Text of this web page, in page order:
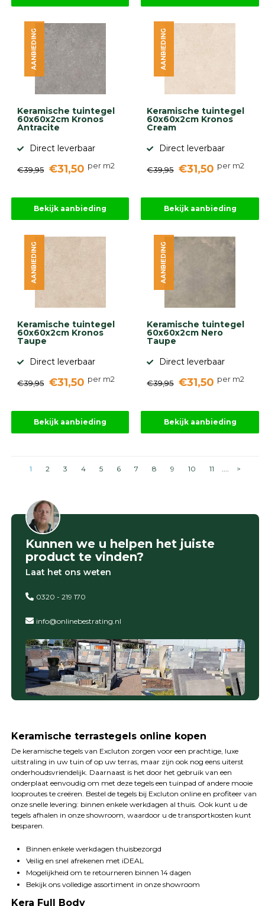
Keramische tuintegel
60x60x2cm Kronos
Antracite
Direct leverbaar
€39,95 €31,50 per m2
AANBIEDING
Bekijk aanbieding
Keramische tuintegel
60x60x2cm Kronos
Cream
Direct leverbaar
€39,95 €31,50 per m2
AANBIEDING
Bekijk aanbieding
Keramische tuintegel
60x60x2cm Kronos
Taupe
Direct leverbaar
€39,95 €31,50 per m2
AANBIEDING
Bekijk aanbieding
Keramische tuintegel
60x60x2cm Nero
Taupe
Direct leverbaar
€39,95 €31,50 per m2
AANBIEDING
Bekijk aanbieding
1 2 3 4 5 6 7 8 9 10 11 .... >
Kunnen we u helpen het juiste
product te vinden?
Laat het ons weten
0320 - 219 170
info@onlinebestrating.nl
Keramische terrastegels online kopen
De keramische tegels van Excluton zorgen voor een prachtige, luxe
uitstraling in uw tuin of op uw terras, maar zijn ook nog eens uiterst
onderhoudsvriendelijk. Daarnaast is het door het gebruik van een
onderplaat eenvoudig om met deze tegels een tuinpad of andere mooie
looproutes te creëren. Bestel de tegels bij Excluton online en profiteer van
onze snelle levering: binnen enkele werkdagen al thuis. Ook kunt u de
tegels afhalen in onze showroom, waardoor u de transportkosten kunt
besparen.
Binnen enkele werkdagen thuisbezorgd
Veilig en snel afrekenen met iDEAL
Mogelijkheid om te retourneren binnen 14 dagen
Bekijk ons volledige assortiment in onze showroom
Kera Full Body